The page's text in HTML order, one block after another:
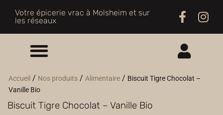
Votre épicerie vrac à Molsheim et sur
les réseaux
ME CONNECTER
Accueil / Nos produits / Alimentaire / Biscuit Tigre Chocolat –
Vanille Bio
Biscuit Tigre Chocolat – Vanille Bio